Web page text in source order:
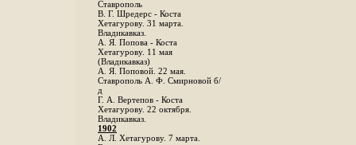
Ставрополь
В. Г. Шредерс - Коста
Хетагурову. 31 марта.
Владикавказ.
А. Я. Попова - Коста
Хетагурову. 11 мая
(Владикавказ)
А. Я. Поповой. 22 мая.
Ставрополь А. Ф. Смирновой б/
д
Г. А. Вертепов - Коста
Хетагурову. 22 октября.
Владикавказ.
1902
А. Л. Хетагурову. 7 марта.